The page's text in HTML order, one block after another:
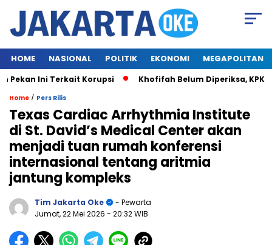
HOME NASIONAL POLITIK EKONOMI MEGAPOLITAN
Ini Terkait Korupsi Khofifah Belum Diperiksa, KPK
Home / Pers Rilis
Texas Cardiac Arrhythmia Institute
di St. David’s Medical Center akan
menjadi tuan rumah konferensi
internasional tentang aritmia
jantung kompleks
Tim Jakarta Oke
- Pewarta
Jumat, 22 Mei 2026 - 20:32 WIB